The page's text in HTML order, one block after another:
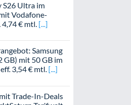
S26 Ultra im
Vodafone-
4,74 € mtl.
Samsung
GB) mit 50 GB im
3,54 € mtl.
Trade-In-Deals